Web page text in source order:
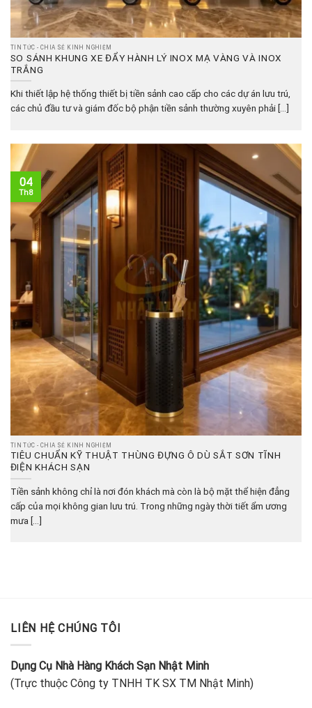
TIN TỨC - CHIA SẺ KINH NGHIỆM
SO SÁNH KHUNG XE ĐẨY HÀNH LÝ INOX MẠ VÀNG VÀ INOX
TRẮNG
Khi thiết lập hệ thống thiết bị tiền sảnh cao cấp cho các dự án lưu trú,
các chủ đầu tư và giám đốc bộ phận tiền sảnh thường xuyên phải [...]
TIN TỨC - CHIA SẺ KINH NGHIỆM
TIÊU CHUẨN KỸ THUẬT THÙNG ĐỰNG Ô DÙ SẮT SƠN TĨNH
ĐIỆN KHÁCH SẠN
Tiền sảnh không chỉ là nơi đón khách mà còn là bộ mặt thể hiện đẳng
cấp của mọi không gian lưu trú. Trong những ngày thời tiết ẩm ương
mưa [...]
04
Th8
LIÊN HỆ CHÚNG TÔI
Dụng Cụ Nhà Hàng Khách Sạn Nhật Minh
(Trực thuộc Công ty TNHH TK SX TM Nhật Minh)